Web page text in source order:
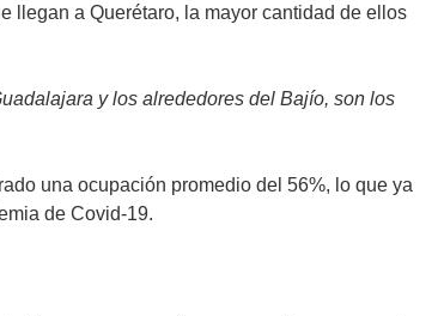
llegan a Querétaro, la mayor cantidad de ellos
y los alrededores del Bajío, son los
una ocupación promedio del 56%, lo que ya
de Covid-19.